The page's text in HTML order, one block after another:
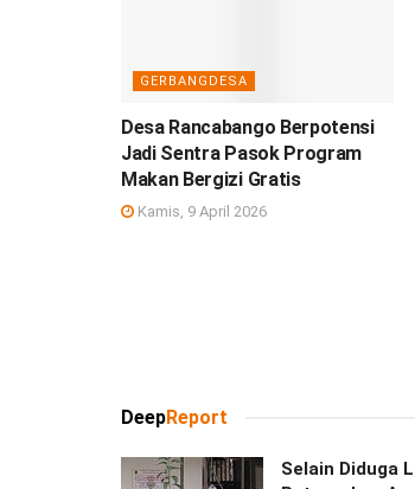
GERBANGDESA
Desa Rancabango Berpotensi
Jadi Sentra Pasok Program
Makan Bergizi Gratis
Kamis, 9 April 2026
DeepReport
Selain Diduga